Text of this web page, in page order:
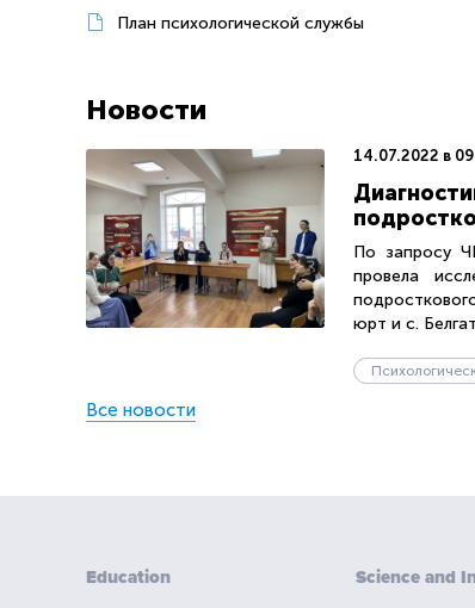
План психологической службы
Новости
14.07.2022 в
По запросу
провела
юрт и с.
Все новости
Education Science and